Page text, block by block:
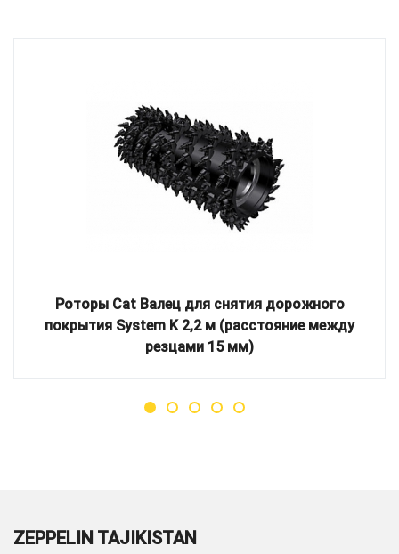
Роторы Cat Валец для снятия дорожного
покрытия System K 2,2 м (расстояние между
резцами 15 мм)
ZEPPELIN TAJIKISTAN